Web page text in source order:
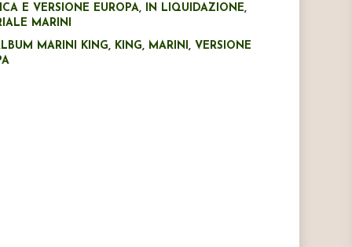
E VERSIONE EUROPA, IN LIQUIDAZIONE,
MARINI
MARINI KING, KING, MARINI, VERSIONE